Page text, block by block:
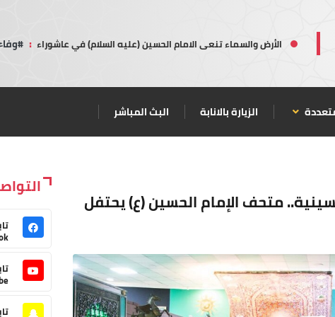
الأرض والسماء تنعى الامام الحسين (عليه السلام) في عاشوراء :
الزيارة بالانابة البث المباشر
متحف الإمام الحسين (ع) يحتفل